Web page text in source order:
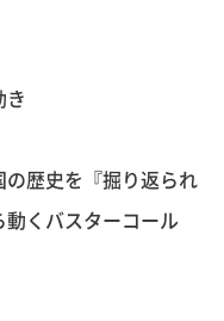
き
歴史を『掘り返られ
くバスターコール